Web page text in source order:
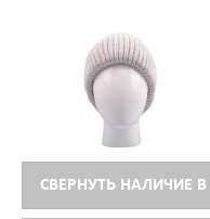
СВЕРНУТЬ НАЛИЧИЕ